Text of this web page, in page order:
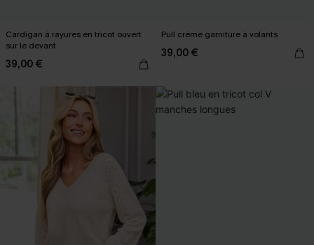
Cardigan à rayures en tricot ouvert
sur le devant
39,00 €
Pull crème garniture à volants
39,00 €